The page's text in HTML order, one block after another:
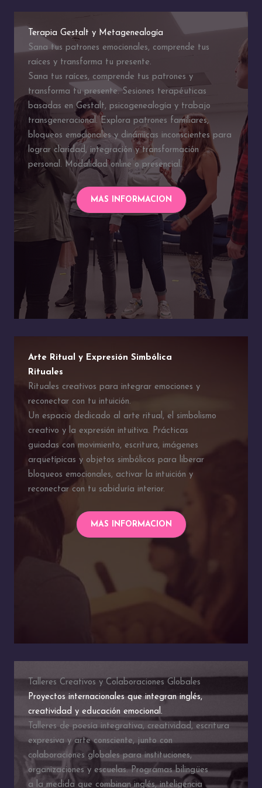
Terapia Gestalt y Metagenealogía
Sana tus patrones emocionales, comprende tus
raíces y transforma tu presente.
Sana tus raíces, comprende tus patrones y
transforma tu presente. Sesiones terapéuticas
basadas en Gestalt, psicogenealogía y trabajo
transgeneracional. Explora patrones familiares,
bloqueos emocionales y dinámicas inconscientes para
lograr claridad, integración y transformación
personal. Modalidad online o presencial.
MAS INFORMACION
Arte Ritual y Expresión Simbólica
Rituales
Rituales creativos para integrar emociones y
reconectar con tu intuición.
Un espacio dedicado al arte ritual, el simbolismo
creativo y la expresión intuitiva. Prácticas
guiadas con movimiento, escritura, imágenes
arquetípicas y objetos simbólicos para liberar
bloqueos emocionales, activar la intuición y
reconectar con tu sabiduría interior.
MAS INFORMACION
Talleres Creativos y Colaboraciones Globales
Proyectos internacionales que integran inglés,
creatividad y educación emocional.
Talleres de poesía integrativa, creatividad, escritura
expresiva y arte consciente, junto con
colaboraciones globales para instituciones,
organizaciones y escuelas. Programas bilingües
a la medida que combinan inglés, inteligencia